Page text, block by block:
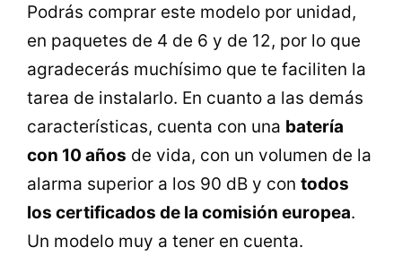
Podrás comprar este modelo por unidad,
en paquetes de 4 de 6 y de 12, por lo que
agradecerás muchísimo que te faciliten la
tarea de instalarlo. En cuanto a las demás
características, cuenta con una batería
con 10 años de vida, con un volumen de la
alarma superior a los 90 dB y con todos
los certificados de la comisión europea.
Un modelo muy a tener en cuenta.